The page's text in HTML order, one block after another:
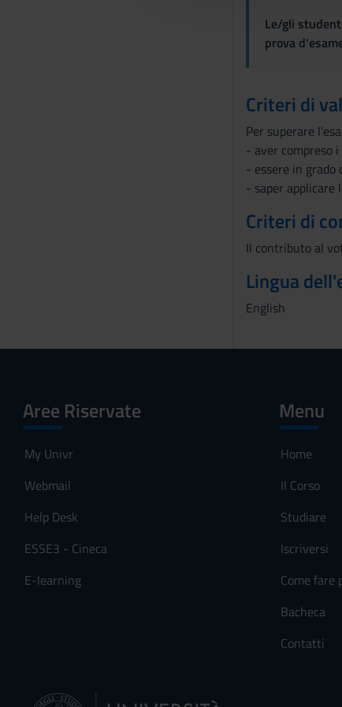
Le/gli
prova
Criteri di
Per superare
- aver compreso
- essere in
- saper applicare
Criteri di
Il contributo al
Lingua
English
Aree Riservate
My Univr
Webmail
Help Desk
ESSE3 - Cineca
E-learning
Menu
Home
Il Corso
Studiare
Iscriversi
Come fare
Bacheca
Contatti